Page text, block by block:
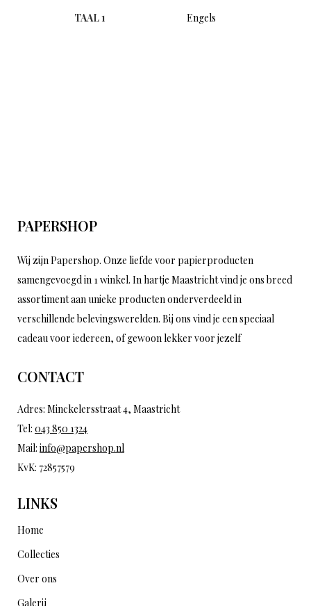
TAAL 1
Engels
PAPERSHOP
Wij zijn Papershop. Onze liefde voor papierproducten
samengevoegd in 1 winkel. In hartje Maastricht vind je ons breed
assortiment aan unieke producten onderverdeeld in
verschillende belevingswerelden. Bij ons vind je een speciaal
cadeau voor iedereen, of gewoon lekker voor jezelf
CONTACT
Adres: Minckelersstraat 4, Maastricht
Tel: 043 850 1324
Mail: info@papershop.nl
KvK: 72857579
LINKS
Home
Collecties
Over ons
Galerij